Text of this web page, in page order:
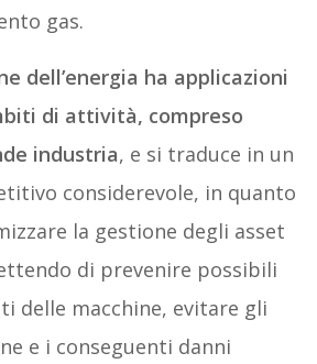
gas.
dell’energia ha applicazioni
di attività, compreso
industria, e si traduce in un
considerevole, in quanto
la gestione degli asset
di prevenire possibili
delle macchine, evitare gli
e i conseguenti danni